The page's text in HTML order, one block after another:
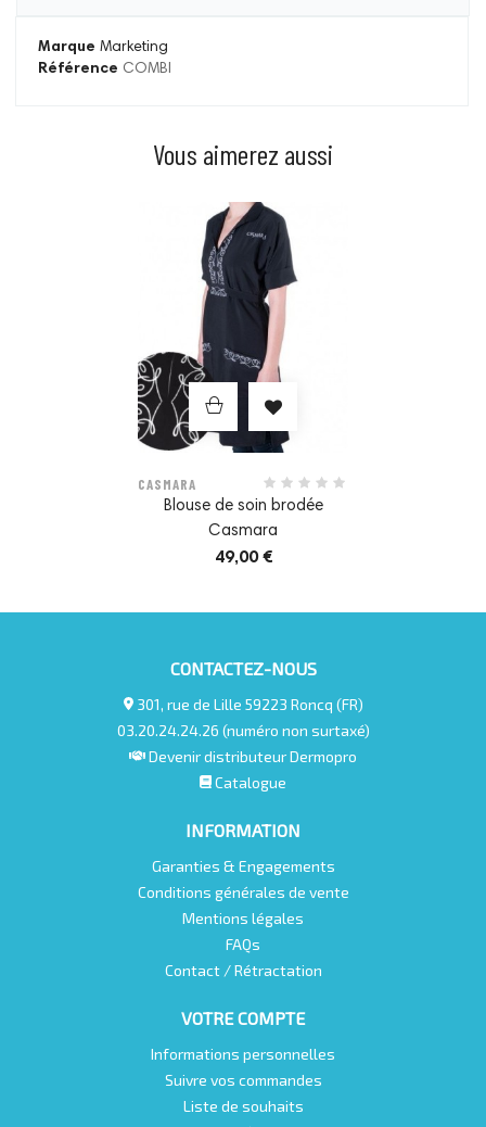
Marque Marketing
Référence COMBI
Vous aimerez aussi
CASMARA
Blouse de soin brodée
Casmara
49,00 €
CONTACTEZ-NOUS
301, rue de Lille 59223 Roncq (FR)
03.20.24.24.26 (numéro non surtaxé)
Devenir distributeur Dermopro
Catalogue
INFORMATION
Garanties & Engagements
Conditions générales de vente
Mentions légales
FAQs
Contact / Rétractation
VOTRE COMPTE
Informations personnelles
Suivre vos commandes
Liste de souhaits